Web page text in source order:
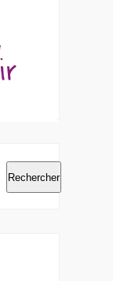
Rechercher